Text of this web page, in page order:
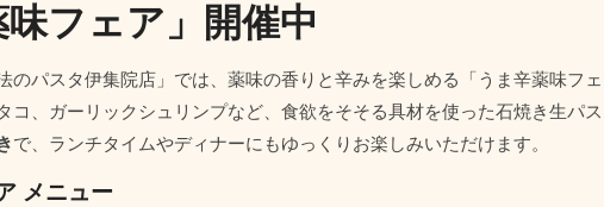
味フェア」開催中
のパスタ伊集院店」では、薬味の香りと辛みを楽しめる「うま辛薬味フェ
コ、ガーリックシュリンプなど、食欲をそそる具材を使った石焼き生パス
で、ランチタイムやディナーにもゆっくりお楽しみいただけます。
メニュー